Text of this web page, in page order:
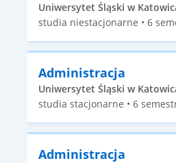
Uniwersytet Śląski w
studia niestacjonarne • 6
Administracja
Uniwersytet Śląski w
studia stacjonarne • 6
Administracja